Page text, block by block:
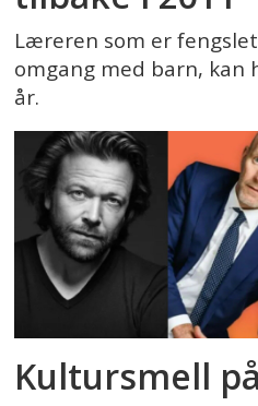
Læreren som er
omgang med barn, kan
år.
Kultursmell